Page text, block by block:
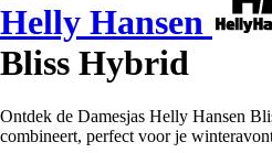
Helly Hansen
Bliss Hybrid
Ontdek de Damesjas Helly Hansen
combineert, perfect voor je